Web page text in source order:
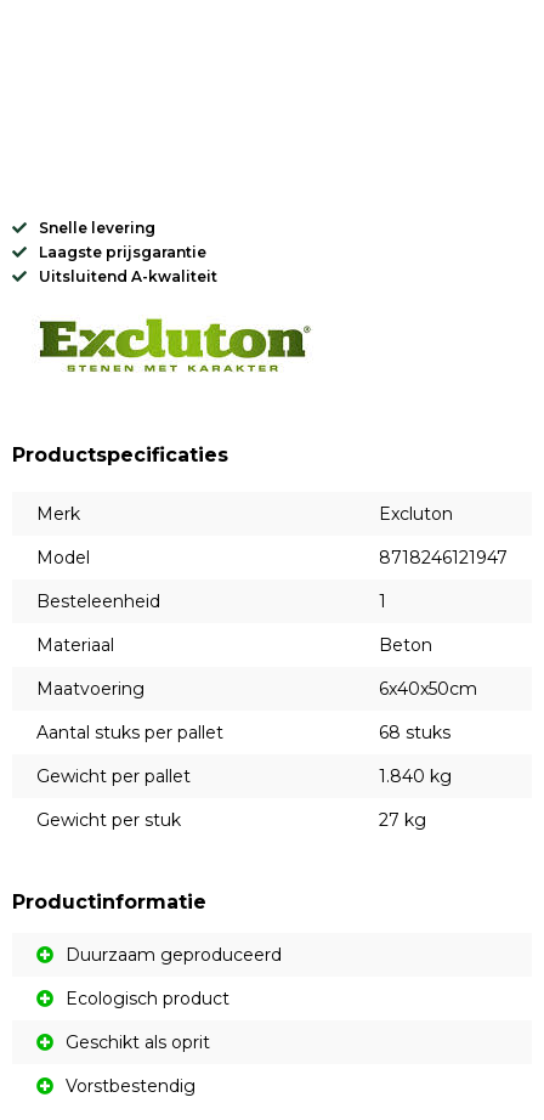
Snelle levering
Laagste prijsgarantie
Uitsluitend A-kwaliteit
Productspecificaties
Merk
Excluton
Model
8718246121947
Besteleenheid
1
Materiaal
Beton
Maatvoering
6x40x50cm
Aantal stuks per pallet
68 stuks
Gewicht per pallet
1.840 kg
Gewicht per stuk
27 kg
Productinformatie
Duurzaam geproduceerd
Ecologisch product
Geschikt als oprit
Vorstbestendig